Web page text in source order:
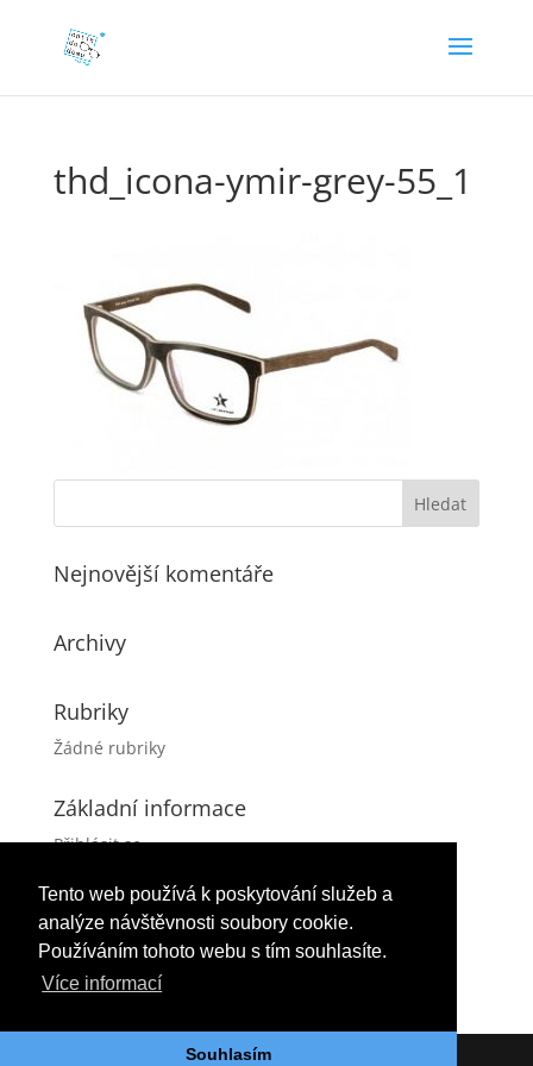
Tento web používá k poskytování služeb a
analýze návštěvnosti soubory cookie.
Používáním tohoto webu s tím souhlasíte.
Více informací
Souhlasím
thd_icona-ymir-grey-55_1
Nejnovější komentáře
Archivy
Rubriky
Žádné rubriky
Základní informace
Přihlásit se
Zdroj kanálů (příspěvky)
Kanál komentářů
Česká lokalizace